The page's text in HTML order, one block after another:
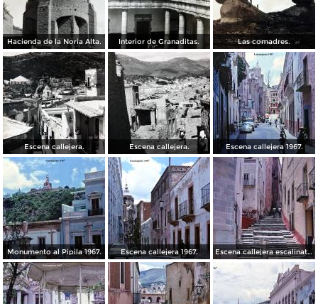
Hacienda de la Noria Alta. Interior de Granaditas. Las comadres.
Escena callejera. Escena callejera. Escena callejera 1967.
Monumento al Pipila 1967. Escena callejera 1967. Escena callejera escalinata 1967.